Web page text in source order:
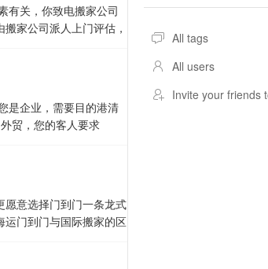
果你想要免税的话，那
遍，这样一来就可以以
国内做熏蒸，如果到了
会消散），对于没有
来完成，你只需要提供
书，你负责签字即可。
他浮动费用（指可有可
，有些是要求是清关后
1、我人在澳洲，能不
收货验货的，只要你要
有关，你致电搬家公司
家公司派人上门评估，
具体积大小，如果家具
立方米 三、提供海运到
的重量清单 2、如果您
体积及估算重量清单！
包装-订舱报关-费用支
搬家客服人员，他们根
，提供加拿大海关政策咨
是企业，需要目的港清
贸，您的客人要求
指定的地点！无需您任
，放心。
海运与国外清关、完
以提供便宜优惠的打包
资料即可，无论您是个
愿意选择门到门一条龙式
运门到门与国际搬家的区
，我司会代您对家具进
All tags
All users
Invite your friends